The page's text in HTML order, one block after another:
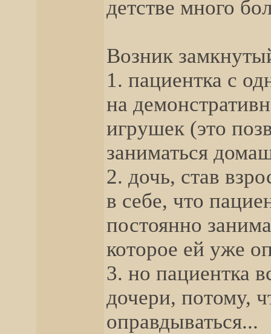
детстве много
Возник
1. пациентка с
на
игрушек (это
заниматься
2. дочь, став
в себе, что
постоянно
которое ей уже
3. но пациентка
дочери, потому,
оправдываться...